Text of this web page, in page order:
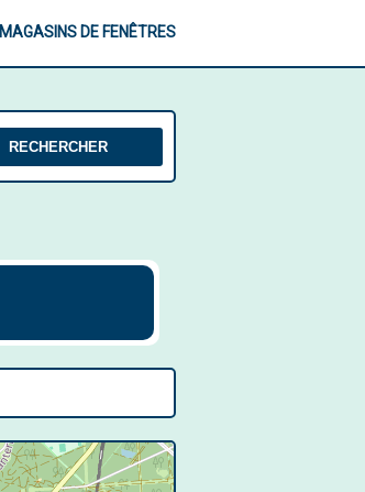
MAGASINS DE FENÊTRES
RECHERCHER